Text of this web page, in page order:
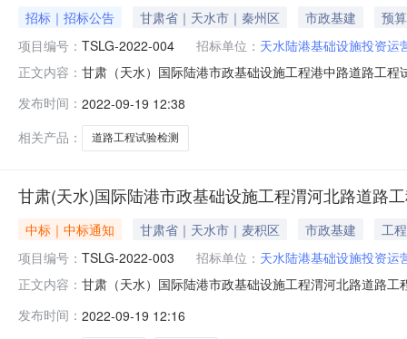
招标｜招标公告 甘肃省｜天水市｜秦州区 市政基建
预
项目编号： TSLG-2022-004 招标单位： 天水陆港基础设施投资运
正文内容： 甘肃（天水）国际陆港市政基础设施工程港中路道路工
开始时间2022-09-1911:20:00竞价结束时间2022-09-
发布时间： 2022-09-19 12:38
相关产品：
道路工程试验检测
甘肃(天水)国际陆港市政基础设施工程渭河北路道路
中标｜中标通知 甘肃省｜天水市｜麦积区 市政基建
工程
项目编号： TSLG-2022-003 招标单位： 天水陆港基础设施投资运
正文内容： 甘肃（天水）国际陆港市政基础设施工程渭河北路道路
同估算价成交企业成交价格状态1甘肃（天水）国际陆港
发布时间： 2022-09-19 12:16